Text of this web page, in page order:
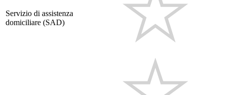
Servizio di assistenza
domiciliare (SAD)